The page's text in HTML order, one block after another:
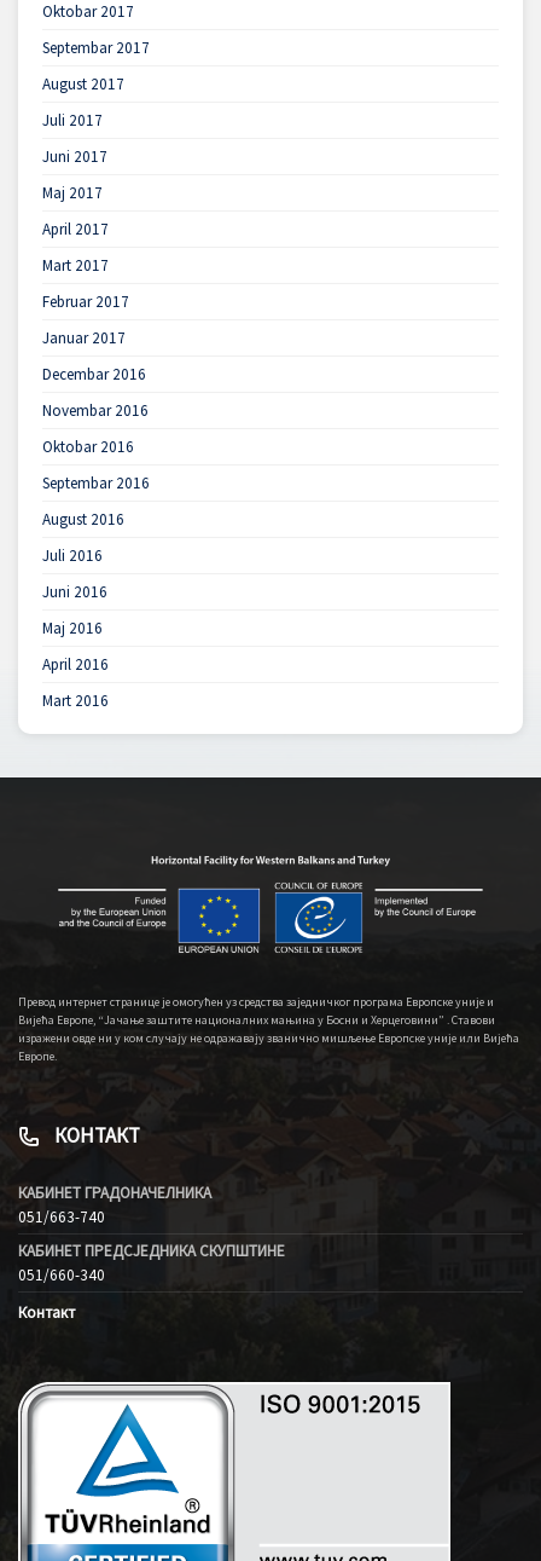
Oktobar 2017
Septembar 2017
August 2017
Juli 2017
Juni 2017
Maj 2017
April 2017
Mart 2017
Februar 2017
Januar 2017
Decembar 2016
Novembar 2016
Oktobar 2016
Septembar 2016
August 2016
Juli 2016
Juni 2016
Maj 2016
April 2016
Mart 2016
Превод интернет странице је омогућен уз средства заједничког програма Европске уније и
Вијећа Европе, “Јачање заштите националних мањина у Босни и Херцеговини” . Ставови
изражени овде ни у ком случају не одражавају званично мишљење Европске уније или Вијећа
Европе.
КОНТАКТ
КАБИНЕТ ГРАДОНАЧЕЛНИКА
051/663-740
КАБИНЕТ ПРЕДСЈЕДНИКА СКУПШТИНЕ
051/660-340
Контакт